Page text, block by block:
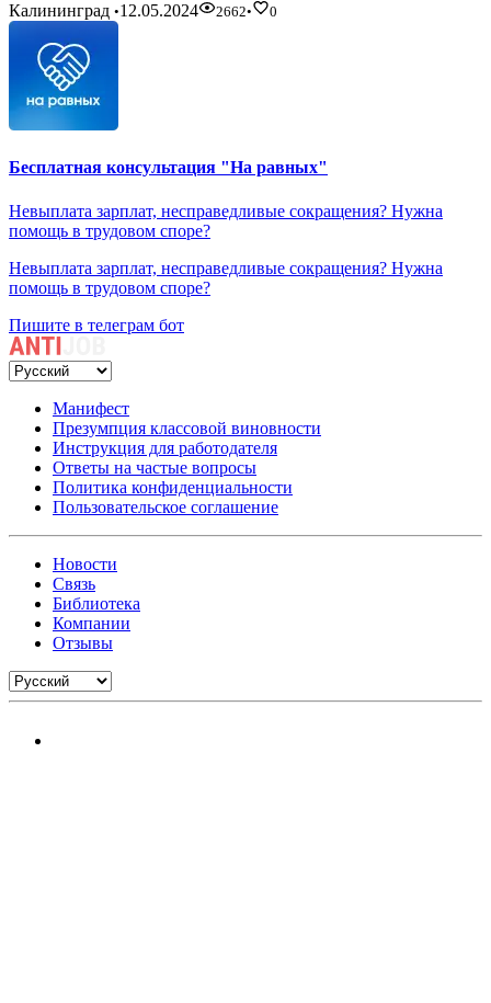
Калининград •12.05.2024 2662• 0
Бесплатная консультация "На равных"
Невыплата зарплат, несправедливые сокращения? Нужна
помощь в трудовом споре?
Невыплата зарплат, несправедливые сокращения? Нужна
помощь в трудовом споре?
Пишите в телеграм бот
Манифест
Презумпция классовой виновности
Инструкция для работодателя
Ответы на частые вопросы
Политика конфиденциальности
Пользовательское соглашение
Новости
Связь
Библиотека
Компании
Отзывы